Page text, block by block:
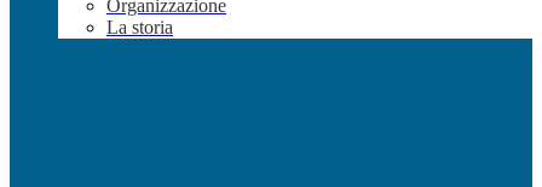
Organizzazione
La storia